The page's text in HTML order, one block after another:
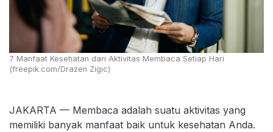
7 Manfaat Kesehatan dari Aktivitas Membaca Setiap Hari
(freepik.com/Drazen Zigic)
JAKARTA — Membaca adalah suatu aktivitas yang
memiliki banyak manfaat baik untuk kesehatan Anda.